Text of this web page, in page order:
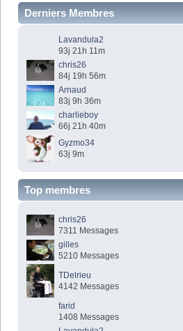
Derniers Membres
Lavandula2
93j 21h 11m
chris26
84j 19h 56m
Arnaud
83j 9h 36m
charlieboy
66j 21h 40m
Gyzmo34
63j 9m
Top membres
chris26
7311 Messages
gilles
5210 Messages
TDelrieu
4142 Messages
farid
1408 Messages